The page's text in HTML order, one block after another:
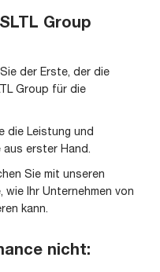
Group
der Erste, der die
Group für die
die Leistung und
aus erster Hand.
Sie mit unseren
Ihr Unternehmen von
kann.
nicht: